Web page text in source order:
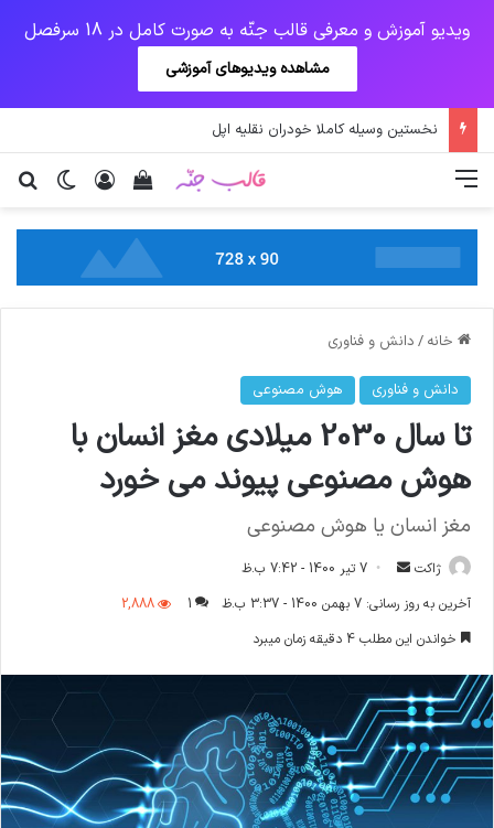
ویدیو آموزش و معرفی قالب جنّه به صورت کامل در 18 سرفصل
مشاهده ویدیوهای آموزشی
نخستین وسیله کاملا خودران نقلیه اپل
تغییر ورود
دیدن سبد خرید منو
خانه / دانش و فناوری
دانش و فناوری هوش مصنوعی
تا سال 2030 میلادی مغز انسان با
هوش مصنوعی پیوند می خورد
مغز انسان یا هوش مصنوعی
ژاکت
ارسال
ایمیل
7 تیر 1400 - 7:42 ب.ظ
آخرین به روز رسانی: 7 بهمن 1400 - 3:37 ب.ظ
1
2,888
خواندن این مطلب 4 دقیقه زمان میبرد